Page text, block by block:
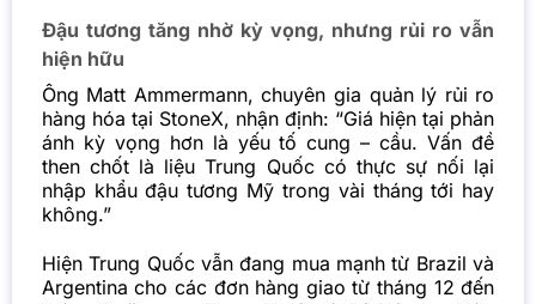
Đậu tương tăng nhờ kỳ vọng, nhưng rủi ro vẫn
hiện hữu
Ông Matt Ammermann, chuyên gia quản lý rủi ro
hàng hóa tại StoneX, nhận định: “Giá hiện tại phản
ánh kỳ vọng hơn là yếu tố cung – cầu. Vấn đề
then chốt là liệu Trung Quốc có thực sự nối lại
nhập khẩu đậu tương Mỹ trong vài tháng tới hay
không.”
Hiện Trung Quốc vẫn đang mua mạnh từ Brazil và
Argentina cho các đơn hàng giao từ tháng 12 đến